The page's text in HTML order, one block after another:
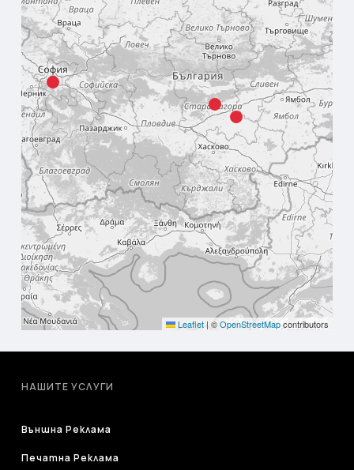
Leaflet | ©OpenStreetMapcontributors
НАШИТЕ УСЛУГИ
Външна Реклама
Печатна Реклама